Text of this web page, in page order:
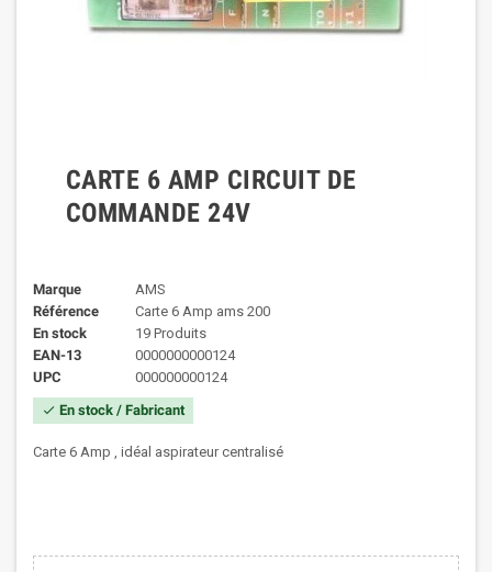
CARTE 6 AMP CIRCUIT DE
COMMANDE 24V
Marque
AMS
Référence
Carte 6 Amp ams 200
En stock
19 Produits
EAN-13
0000000000124
UPC
000000000124
check En stock / Fabricant
Carte 6 Amp , idéal aspirateur centralisé